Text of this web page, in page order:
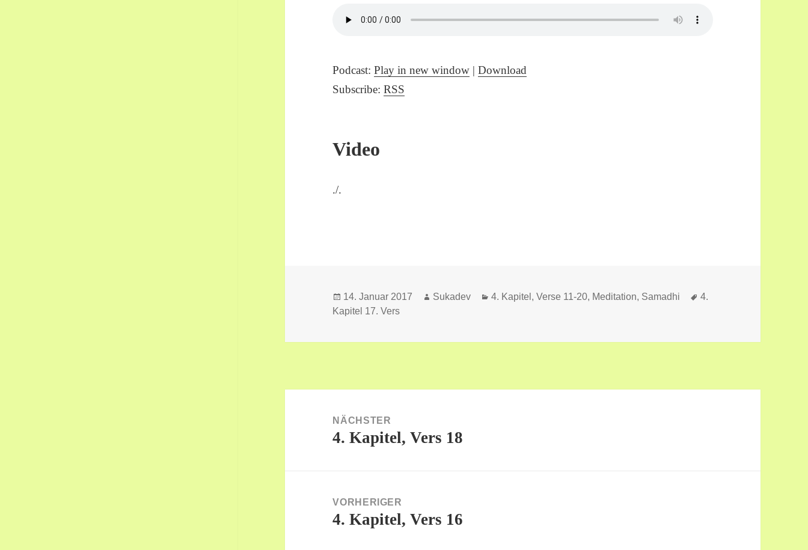
Podcast:Play in new window |Download
Subscribe:RSS
Video
./.
Veröffentlicht
am
14. Januar 2017 Autor
Sukadev Kategorien
4. Kapitel, Verse 11-20, Meditation, Samadhi Schlagwörter
4.
Kapitel 17. Vers
NÄCHSTER
Nächster
4. Kapitel, Vers 18
VORHERIGER
Vorheriger
4. Kapitel, Vers 16